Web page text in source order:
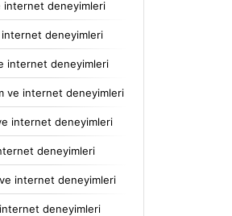
internet deneyimleri
internet deneyimleri
internet deneyimleri
ve internet deneyimleri
internet deneyimleri
deneyimleri
internet deneyimleri
deneyimleri